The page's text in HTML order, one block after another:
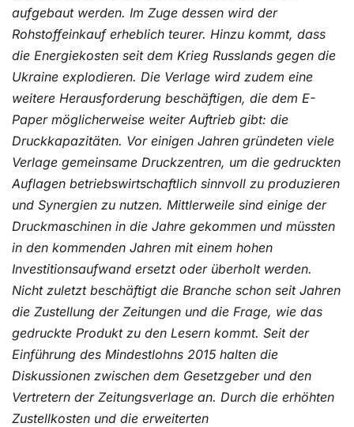
aufgebaut werden. Im Zuge dessen wird der
Rohstoffeinkauf erheblich teurer. Hinzu kommt, dass
die Energiekosten seit dem Krieg Russlands gegen die
Ukraine explodieren. Die Verlage wird zudem eine
weitere Herausforderung beschäftigen, die dem E-
Paper möglicherweise weiter Auftrieb gibt: die
Druckkapazitäten. Vor einigen Jahren gründeten viele
Verlage gemeinsame Druckzentren, um die gedruckten
Auflagen betriebswirtschaftlich sinnvoll zu produzieren
und Synergien zu nutzen. Mittlerweile sind einige der
Druckmaschinen in die Jahre gekommen und müssten
in den kommenden Jahren mit einem hohen
Investitionsaufwand ersetzt oder überholt werden.
Nicht zuletzt beschäftigt die Branche schon seit Jahren
die Zustellung der Zeitungen und die Frage, wie das
gedruckte Produkt zu den Lesern kommt. Seit der
Einführung des Mindestlohns 2015 halten die
Diskussionen zwischen dem Gesetzgeber und den
Vertretern der Zeitungsverlage an. Durch die erhöhten
Zustellkosten und die erweiterten